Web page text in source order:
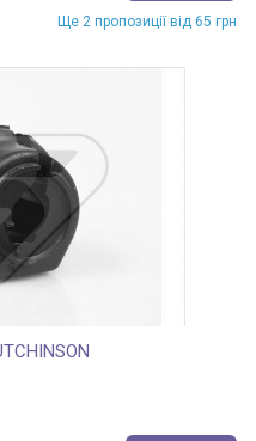
Ще 2 пропозиції від 65 грн